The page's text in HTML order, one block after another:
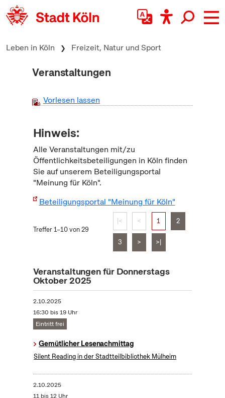
zum Inhalt springen
Leben in Köln Freizeit, Natur und Sport
Veranstaltungen
Vorlesen lassen
Hinweis:
Alle Veranstaltungen mit/zu
Öffentlichkeitsbeteiligungen in Köln finden
Sie auf unserem Beteiligungsportal
"Meinung für Köln".
Beteiligungsportal "Meinung für Köln"
Treffer 1–10 von 29
|< < 1 2
3 > >|
Veranstaltungen für Donnerstags
Oktober 2025
2.10.2025
16:30 bis 19 Uhr
Eintritt frei
Gemütlicher Lesenachmittag
Silent Reading in der Stadtteilbibliothek Mülheim
2.10.2025
11 bis 12 Uhr